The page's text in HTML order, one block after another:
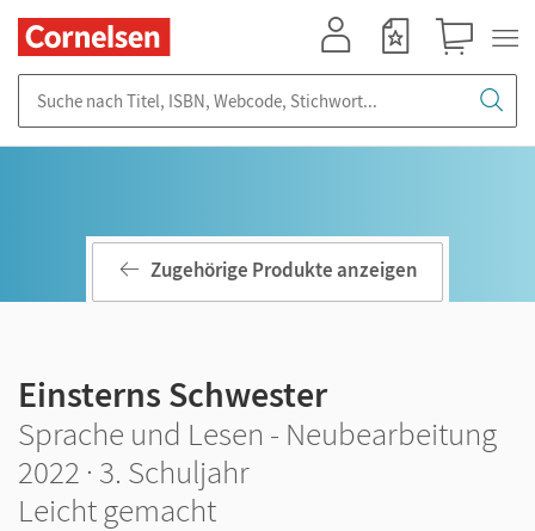
Zugehörige Produkte anzeigen
Einsterns Schwester
Sprache und Lesen - Neubearbeitung
2022 · 3. Schuljahr
Leicht gemacht